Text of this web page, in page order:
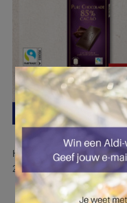
Hier is pagina 16 van 35
28.10.2024 tot 03.11.2024.